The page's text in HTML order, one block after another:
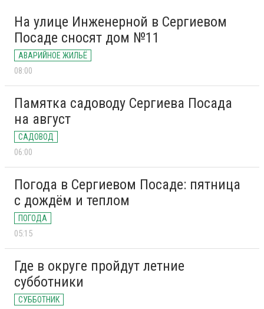
На улице Инженерной в Сергиевом
Посаде сносят дом №11
АВАРИЙНОЕ ЖИЛЬЁ
08:00
Памятка садоводу Сергиева Посада
на август
САДОВОД
06:00
Погода в Сергиевом Посаде: пятница
с дождём и теплом
ПОГОДА
05:15
Где в округе пройдут летние
субботники
СУББОТНИК